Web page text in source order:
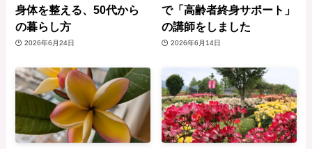
身体を整える、50代から
の暮らし方
2026年6月24日
で「高齢者終身サポート」
の講師をしました
2026年6月14日